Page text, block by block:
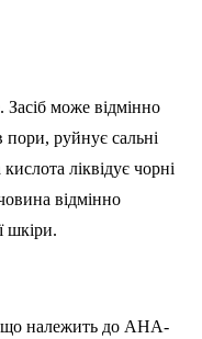
може відмінно
руйнує сальні
ліквідує чорні
відмінно
шкіри.
що належить до АНА-